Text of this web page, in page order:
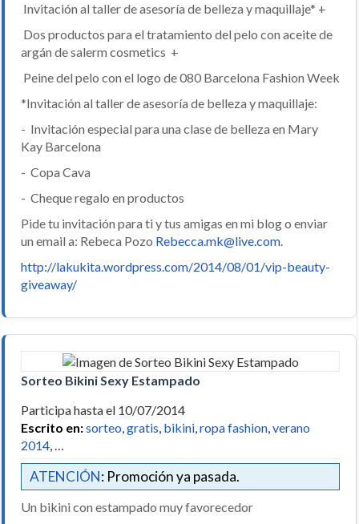
Invitación al taller de asesoría de belleza y maquillaje* +
Dos productos para el tratamiento del pelo con aceite de
argán de salerm cosmetics +
Peine del pelo con el logo de 080 Barcelona Fashion Week
*Invitación al taller de asesoría de belleza y maquillaje:
- Invitación especial para una clase de belleza en Mary
Kay Barcelona
- Copa Cava
- Cheque regalo en productos
Pide tu invitación para ti y tus amigas en mi blog o enviar
un email a: Rebeca Pozo Rebecca.mk@live.com.
http://lakukita.wordpress.com/2014/08/01/vip-beauty-
giveaway/
Sorteo Bikini Sexy Estampado
Participa hasta el 10/07/2014
Escrito en:sorteo,gratis, bikini,ropa fashion,verano
2014, …
ATENCIÓN: Promoción ya pasada.
Un bikini con estampado muy favorecedor